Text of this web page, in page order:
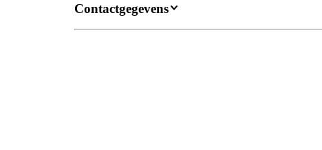
Contactgegevens